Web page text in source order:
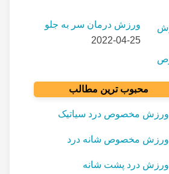
ورزش درمان سر به جلو
2022-04-25
محبوب ترین مطالب
ورزش مخصوص درد سیاتیک
ورزش مخصوص شانه درد
ورزش درد پشت شانه